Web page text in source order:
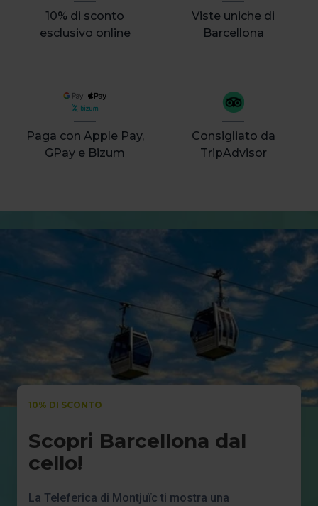
10% di sconto
esclusivo online
Viste uniche di
Barcellona
Paga con Apple Pay,
GPay e Bizum
Consigliato da
TripAdvisor
10% DI SCONTO
Scopri Barcellona dal
cello!
La Teleferica di Montjuïc ti mostra una